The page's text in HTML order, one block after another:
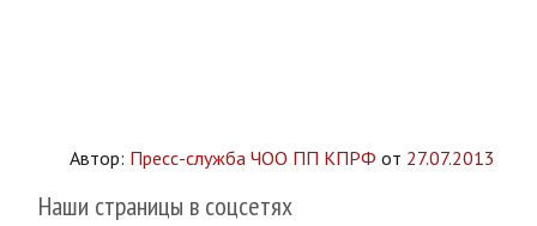
Автор: Пресс-служба ЧОО ПП КПРФ от 27.07.2013
Наши страницы в соцсетях